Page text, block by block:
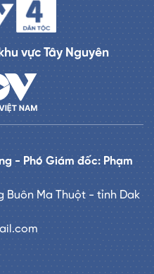
vực Tây Nguyên
- Phó Giám đốc: Phạm
Buôn Ma Thuột - tỉnh Dak